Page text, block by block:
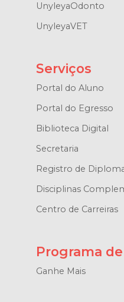
UnyleyaOdonto
UnyleyaVET
Serviços
Portal do Aluno
Portal do Egresso
Biblioteca Digital
Secretaria
Registro de
Disciplinas
Centro de Carreiras
Programa
Ganhe Mais